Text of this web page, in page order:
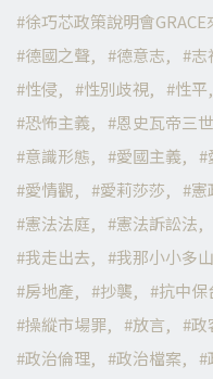
徐巧芯政策說明會GRACE
德國之聲
德意志 志
性侵
性別歧視 性平
恐怖主義
恩史瓦帝三世
意識形態
愛國主義
愛情觀
愛莉莎莎 憲
憲法法庭
憲法訴訟法
我走出去
我那小小多
房地產
抄襲 抗中保
操縱市場罪
放言 政
政治倫理
政治檔案